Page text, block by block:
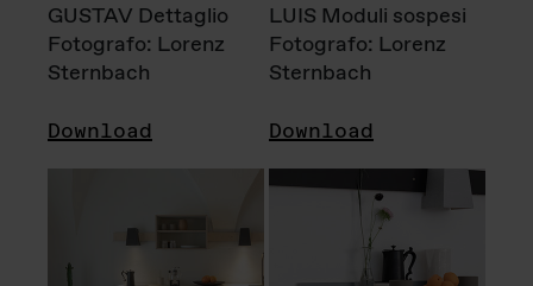
GUSTAV Dettaglio
Fotografo: Lorenz
Sternbach
Download
LUIS Moduli sospesi
Fotografo: Lorenz
Sternbach
Download